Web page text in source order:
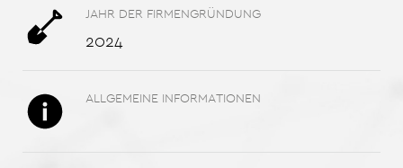
JAHR DER FIRMENGRÜNDUNG
2024
ALLGEMEINE INFORMATIONEN